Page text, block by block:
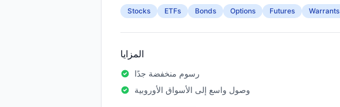
Stocks ETFs Bonds Options Futures Warrants
المزايا
رسوم منخفضة جدًا
وصول واسع إلى الأسواق الأوروبية